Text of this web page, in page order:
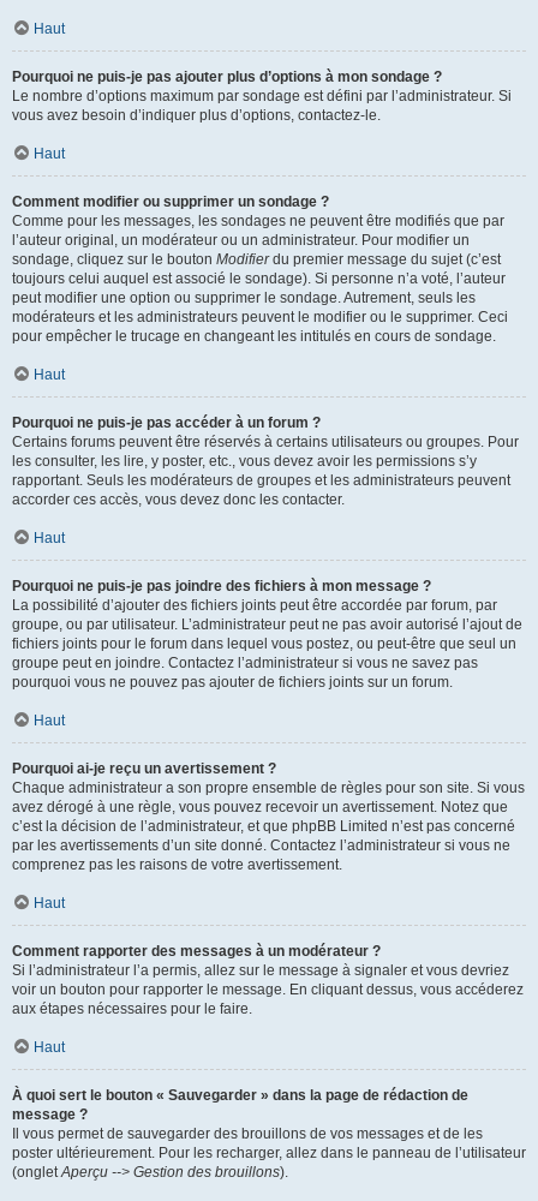
Haut
Pourquoi ne puis-je pas ajouter plus d’options à mon sondage ?
Le nombre d’options maximum par sondage est défini par l’administrateur. Si
vous avez besoin d’indiquer plus d’options, contactez-le.
Haut
Comment modifier ou supprimer un sondage ?
Comme pour les messages, les sondages ne peuvent être modifiés que par
l’auteur original, un modérateur ou un administrateur. Pour modifier un
sondage, cliquez sur le bouton Modifierdu premier message du sujet (c’est
toujours celui auquel est associé le sondage). Si personne n’a voté, l’auteur
peut modifier une option ou supprimer le sondage. Autrement, seuls les
modérateurs et les administrateurs peuvent le modifier ou le supprimer. Ceci
pour empêcher le trucage en changeant les intitulés en cours de sondage.
Haut
Pourquoi ne puis-je pas accéder à un forum ?
Certains forums peuvent être réservés à certains utilisateurs ou groupes. Pour
les consulter, les lire, y poster, etc., vous devez avoir les permissions s’y
rapportant. Seuls les modérateurs de groupes et les administrateurs peuvent
accorder ces accès, vous devez donc les contacter.
Haut
Pourquoi ne puis-je pas joindre des fichiers à mon message ?
La possibilité d’ajouter des fichiers joints peut être accordée par forum, par
groupe, ou par utilisateur. L’administrateur peut ne pas avoir autorisé l’ajout de
fichiers joints pour le forum dans lequel vous postez, ou peut-être que seul un
groupe peut en joindre. Contactez l’administrateur si vous ne savez pas
pourquoi vous ne pouvez pas ajouter de fichiers joints sur un forum.
Haut
Pourquoi ai-je reçu un avertissement ?
Chaque administrateur a son propre ensemble de règles pour son site. Si vous
avez dérogé à une règle, vous pouvez recevoir un avertissement. Notez que
c’est la décision de l’administrateur, et que phpBB Limited n’est pas concerné
par les avertissements d’un site donné. Contactez l’administrateur si vous ne
comprenez pas les raisons de votre avertissement.
Haut
Comment rapporter des messages à un modérateur ?
Si l’administrateur l’a permis, allez sur le message à signaler et vous devriez
voir un bouton pour rapporter le message. En cliquant dessus, vous accéderez
aux étapes nécessaires pour le faire.
Haut
À quoi sert le bouton « Sauvegarder » dans la page de rédaction de
message ?
Il vous permet de sauvegarder des brouillons de vos messages et de les
poster ultérieurement. Pour les recharger, allez dans le panneau de l’utilisateur
(ongletAperçu --> Gestion des brouillons).